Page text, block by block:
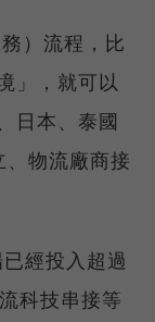
）流程，比
」，就可以
日本、泰國
物流廠商接
經投入超過
科技串接等